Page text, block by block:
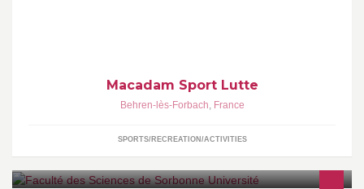
Macadam Sport Lutte
Behren-lès-Forbach, France
SPORTS/RECREATION/ACTIVITIES